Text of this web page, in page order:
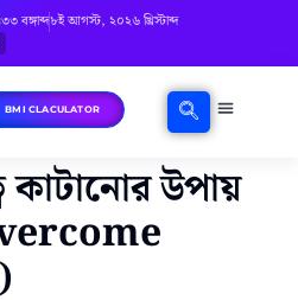
বঙ্গাব্দ৮ই আগস্ট, ২০২৬ খ্রিস্টাব্দ
BMI CLACULATOR
কাটানোর উপায়